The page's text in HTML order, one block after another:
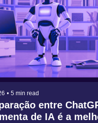
• 5 min read
entre
de IA é a